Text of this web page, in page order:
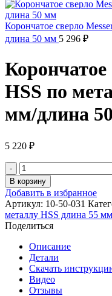
Корончатое сверло
длина 50 мм 5 296 ₽
Корончатое
HSS по
мм/длина
5 220 ₽
Количество
товара
Корончатое
сверло
Messer
HSS
по
металлу
диаметр
31
мм/
длина
В корзину
Добавить в избранное
Артикул: 10-50-031
металлу HSS длина 55 мм
Поделиться
Описание
Детали
Скачать
Видео
Отзывы